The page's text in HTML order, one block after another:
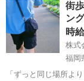
街
ン
時
株式
福岡
「ずっと同じ場所よ